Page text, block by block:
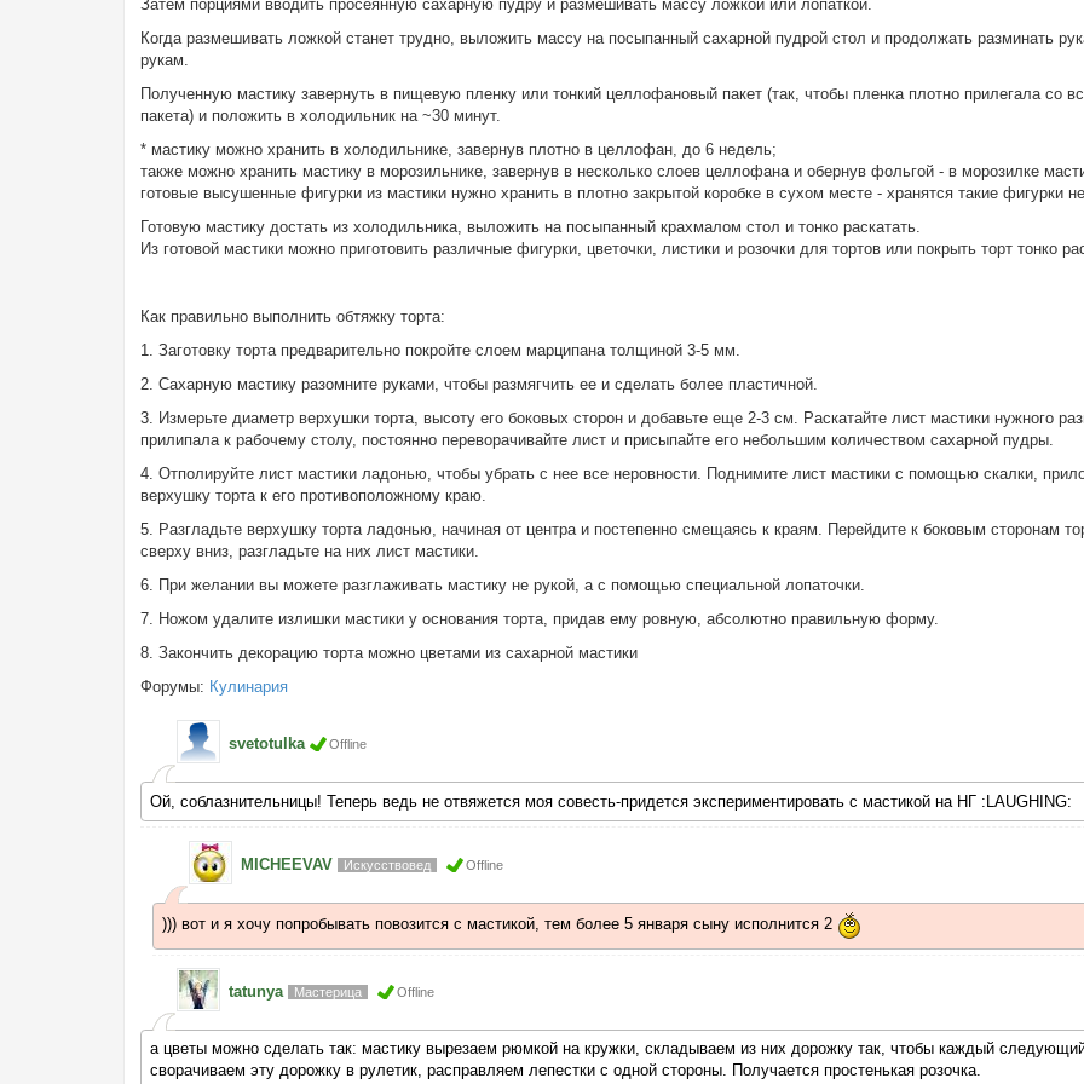
Затем порциями вводить просеянную сахарную пудру и размешивать массу ложкой или лопаткой.
Когда размешивать ложкой станет трудно, выложить массу на посыпанный сахарной пудрой стол и продолжать разминать
рукам.
Полученную мастику завернуть в пищевую пленку или тонкий целлофановый пакет (так, чтобы пленка плотно прилегала со
пакета) и положить в холодильник на ~30 минут.
* мастику можно хранить в холодильнике, завернув плотно в целлофан, до 6 недель;
также можно хранить мастику в морозильнике, завернув в несколько слоев целлофана и обернув фольгой - в морозилке
готовые высушенные фигурки из мастики нужно хранить в плотно закрытой коробке в сухом месте - хранятся такие фигурки
Готовую мастику достать из холодильника, выложить на посыпанный крахмалом стол и тонко раскатать.
Из готовой мастики можно приготовить различные фигурки, цветочки, листики и розочки для тортов или покрыть торт тонко
Как правильно выполнить обтяжку торта:
1. Заготовку торта предварительно покройте слоем марципана толщиной 3-5 мм.
2. Сахарную мастику разомните руками, чтобы размягчить ее и сделать более пластичной.
3. Измерьте диаметр верхушки торта, высоту его боковых сторон и добавьте еще 2-3 см. Раскатайте лист мастики нужного
прилипала к рабочему столу, постоянно переворачивайте лист и присыпайте его небольшим количеством сахарной пудры.
4. Отполируйте лист мастики ладонью, чтобы убрать с нее все неровности. Поднимите лист мастики с помощью скалки,
верхушку торта к его противоположному краю.
5. Разгладьте верхушку торта ладонью, начиная от центра и постепенно смещаясь к краям. Перейдите к боковым сторонам
сверху вниз, разгладьте на них лист мастики.
6. При желании вы можете разглаживать мастику не рукой, а с помощью специальной лопаточки.
7. Ножом удалите излишки мастики у основания торта, придав ему ровную, абсолютно правильную форму.
8. Закончить декорацию торта можно цветами из сахарной мастики
Форумы: Кулинария
svetotulka Offline
Ой, соблазнительницы! Теперь ведь не отвяжется моя совесть-придется экспериментировать с мастикой на НГ :LAUGHING:
MICHEEVAV Искусствовед Offline
))) вот и я хочу попробывать повозится с мастикой, тем более 5 января сыну исполнится 2
tatunya Мастерица Offline
а цветы можно сделать так: мастику вырезаем рюмкой на кружки, складываем из них дорожку так, чтобы каждый
сворачиваем эту дорожку в рулетик, расправляем лепестки с одной стороны. Получается простенькая розочка.